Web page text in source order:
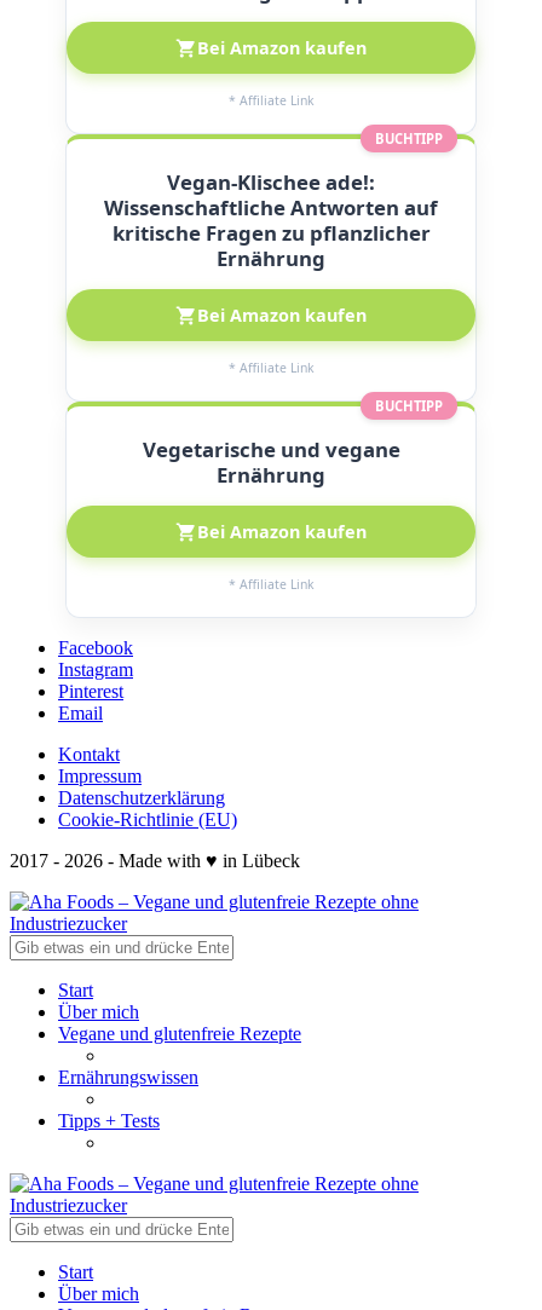
Bei Amazon kaufen
* Affiliate Link
BUCHTIPP
Vegan-Klischee ade!:
Wissenschaftliche Antworten auf
kritische Fragen zu pflanzlicher
Ernährung
Bei Amazon kaufen
* Affiliate Link
BUCHTIPP
Vegetarische und vegane
Ernährung
Bei Amazon kaufen
* Affiliate Link
Facebook
Instagram
Pinterest
Email
Kontakt
Impressum
Datenschutzerklärung
Cookie-Richtlinie (EU)
2017 - 2026 - Made with ♥ in Lübeck
Start
Über mich
Vegane und glutenfreie Rezepte
Ernährungswissen
Tipps + Tests
Start
Über mich